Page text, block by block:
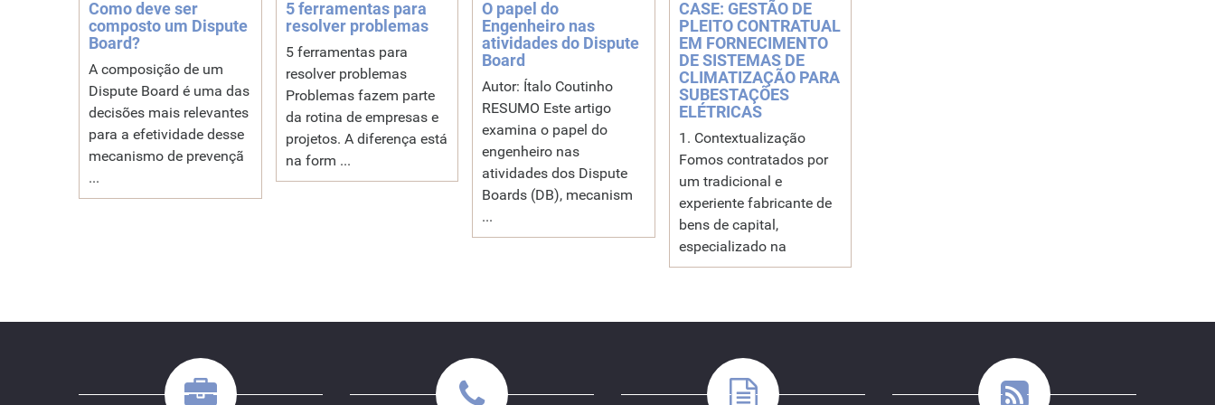
Como deve ser
composto um Dispute
Board?
A composição de um
Dispute Board é uma das
decisões mais relevantes
para a efetividade desse
mecanismo de prevençã
...
5 ferramentas para
resolver problemas
5 ferramentas para
resolver problemas
Problemas fazem parte
da rotina de empresas e
projetos. A diferença está
na form ...
O papel do
Engenheiro nas
atividades do Dispute
Board
Autor: Ítalo Coutinho
RESUMO Este artigo
examina o papel do
engenheiro nas
atividades dos Dispute
Boards (DB), mecanism
...
CASE: GESTÃO DE
PLEITO CONTRATUAL
EM FORNECIMENTO
DE SISTEMAS DE
CLIMATIZAÇÃO PARA
SUBESTAÇÕES
ELÉTRICAS
1. Contextualização
Fomos contratados por
um tradicional e
experiente fabricante de
bens de capital,
especializado na